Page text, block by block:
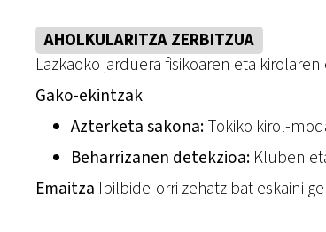
AHOLKULARITZA ZERBITZUA
Lazkaoko jarduera fisikoaren eta
Gako-ekintzak
Azterketa sakona:Tokiko kirol-
Beharrizanen detekzioa: Kluben
Emaitza Ibilbide-orri zehatz bat eskaini